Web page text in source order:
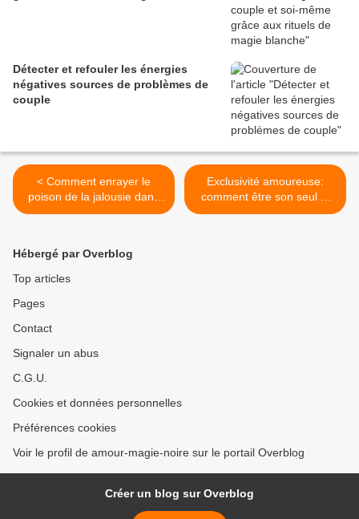
Détecter et refouler les énergies
négatives sources de problèmes de
couple
< Comment enrayer le
poison de la jalousie dans
le couple
Exclusivité amoureuse:
comment être son seul et
unique amour? >
Hébergé par Overblog
Top articles
Pages
Contact
Signaler un abus
C.G.U.
Cookies et données personnelles
Préférences cookies
Voir le profil de amour-magie-noire sur le portail Overblog
Créer un blog sur Overblog